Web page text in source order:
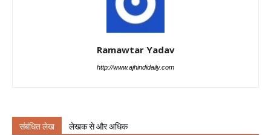
Ramawtar Yadav
http://www.ajhindidaily.com
संबंधित लेख लेखक से और अधिक